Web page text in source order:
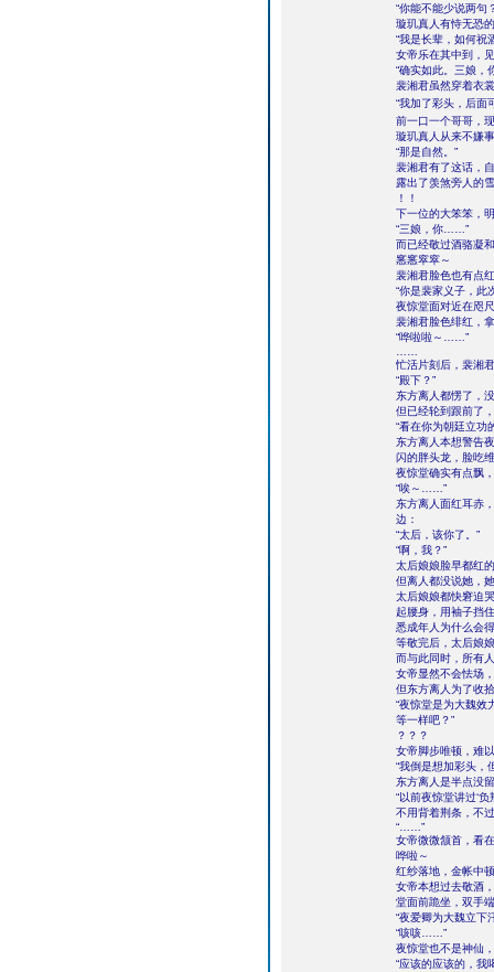
“你能不能少说两句
璇玑真人有恃无恐
“我是长辈，如何祝
女帝乐在其中到，
“确实如此。三娘，
裴湘君虽然穿着衣
“我加了彩头，后面
前一口一个哥哥，
璇玑真人从来不嫌
“那是自然。”
裴湘君有了这话，
露出了羡煞旁人的
！！
下一位的大笨笨，
“三娘，你……”
而已经敬过酒骆凝
窸窸窣窣～
裴湘君脸色也有点
“你是裴家义子，此
夜惊堂面对近在咫
裴湘君脸色绯红，
“哗啦啦～……”
忙活片刻后，裴湘
“殿下？”
东方离人都愣了，
但已经轮到跟前了
“看在你为朝廷立
东方离人本想警告
闪的胖头龙，脸吃
夜惊堂确实有点飘
“唉～……”
东方离人面红耳赤
边：
“太后，该你了。”
“啊，我？”
太后娘娘脸早都红
但离人都没说她，
太后娘娘都快窘迫
起腰身，用袖子挡
悉成年人为什么会
等敬完后，太后娘
而与此同时，所有
女帝显然不会怯场
但东方离人为了收
“夜惊堂是为大魏效
等一样吧？”
？？？
女帝脚步唯顿，难
“我倒是想加彩头，
东方离人是半点没
“以前夜惊堂讲过‘
不用背着荆条，不
“……”
女帝微微颔首，看
哗啦～
红纱落地，金帐中
女帝本想过去敬酒
堂面前跪坐，双手
“夜爱卿为大魏立
“咳咳……”
夜惊堂也不是神仙
“应该的应该的，我